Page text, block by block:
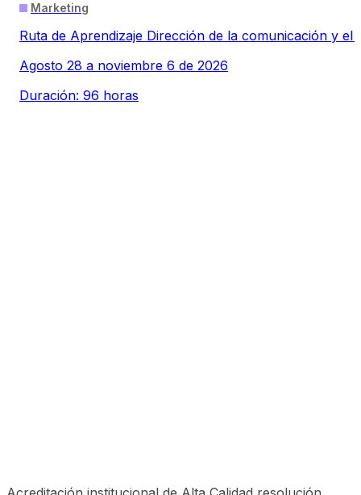
Marketing
Ruta de Aprendizaje Dirección de la comunicación y el
Agosto 28 a noviembre 6 de 2026
Duración: 96 horas